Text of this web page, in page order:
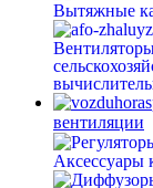
Вытяжные
вентиляции
Аксессуары